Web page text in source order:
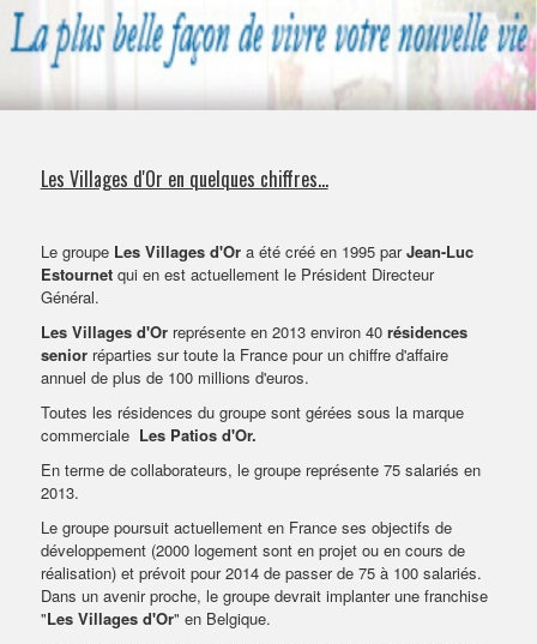
VENDRE SON BIEN
Les Villages d'Or en quelques chiffres...
Le groupe Les Villages d'Ora été créé en 1995 parJean-Luc
Estournetqui en est actuellement le Président Directeur
Général.
Les Villages d'Orreprésente en 2013 environ 40 résidences
seniorréparties sur toute la France pour un chiffre d'affaire
annuel de plus de 100 millions d'euros.
Toutes les résidences du groupe sont gérées sous la marque
commerciale Les Patios d'Or.
En terme de collaborateurs, le groupe représente 75 salariés en
2013.
Le groupe poursuit actuellement en France ses objectifs de
développement (2000 logement sont en projet ou en cours de
réalisation) et prévoit pour 2014 de passer de 75 à 100 salariés.
Dans un avenir proche, le groupe devrait implanter une franchise
"Les Villages d'Or" en Belgique.